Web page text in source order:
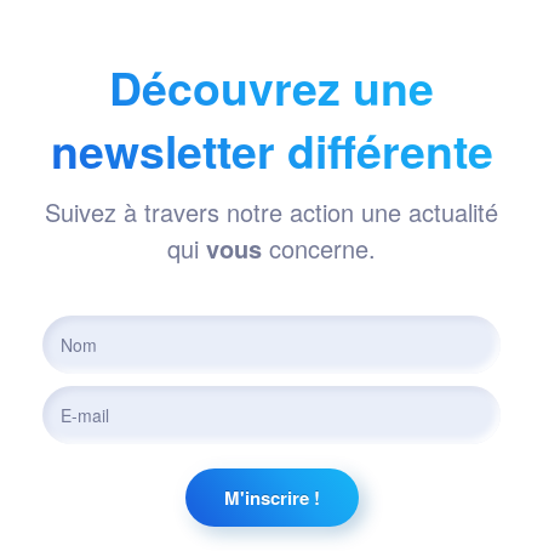
Découvrez une
newsletter différente
Suivez à travers notre action une actualité
qui vous concerne.